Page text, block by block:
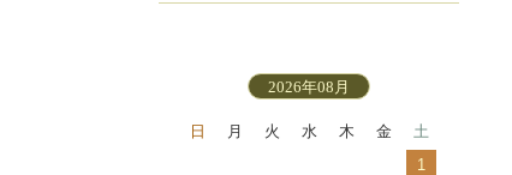
2026年08月
日 月 火 水 木 金
土
1